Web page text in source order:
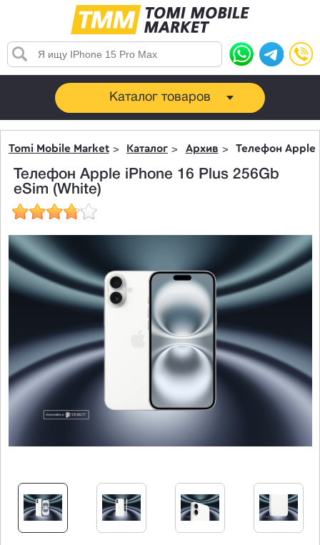
Каталог товаров
Tomi Mobile Market Каталог Архив Телефон Apple
Телефон Apple iPhone 16 Plus 256Gb
eSim (White)